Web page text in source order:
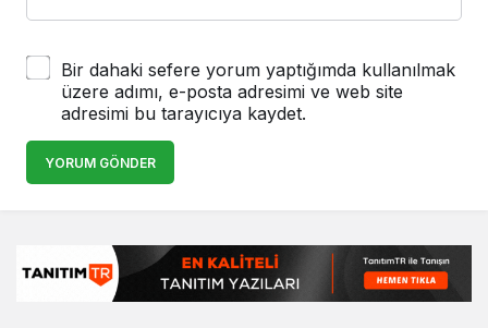
Bir dahaki sefere yorum yaptığımda kullanılmak
üzere adımı, e-posta adresimi ve web site
adresimi bu tarayıcıya kaydet.
YORUM GÖNDER